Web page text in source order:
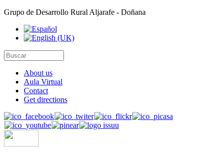
Grupo de Desarrollo Rural Aljarafe - Doñana
About us
Aula Virtual
Contact
Get directions